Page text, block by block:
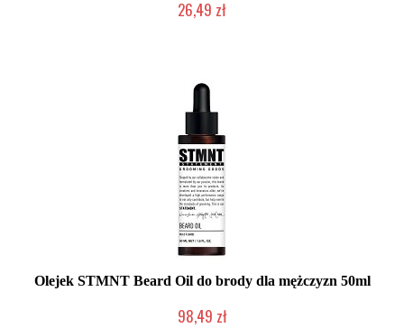
26,49 zł
Olejek STMNT Beard Oil do brody dla mężczyzn 50ml
98,49 zł